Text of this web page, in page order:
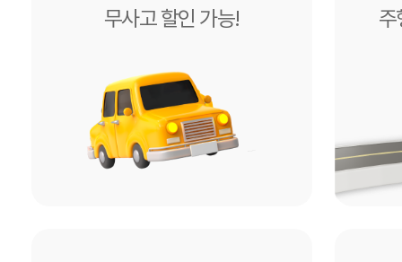
무사고 할인 가능! 주